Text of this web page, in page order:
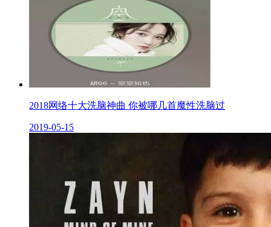
2018网络十大洗脑神曲 你被哪几首魔性洗脑过
2019-05-15